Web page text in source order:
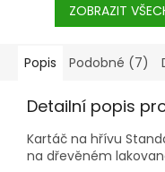
ZOBRAZIT
Popis Podobné (7)
Detailní popis
Kartáč na hřívu
na dřevěném